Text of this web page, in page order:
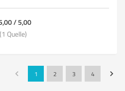
/ 5,00
(1 Quelle)
1 2 3 4